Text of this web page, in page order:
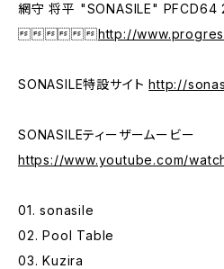
網守 将平 "SONASILE" PFCD64
http://
SONASILE特設サイトhttp://
SONASILEティーザームービー
https://www.youtube.com/
01. sonasile
02. Pool Table
03. Kuzira